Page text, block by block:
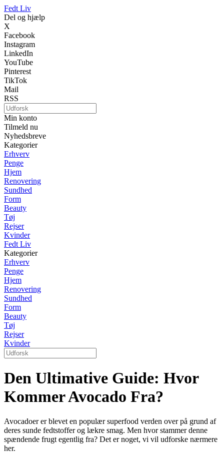
Fedt Liv
Del og hjælp
X
Facebook
Instagram
LinkedIn
YouTube
Pinterest
TikTok
Mail
RSS
Min konto
Tilmeld nu
Nyhedsbreve
Kategorier
Erhverv
Penge
Hjem
Renovering
Sundhed
Form
Beauty
Tøj
Rejser
Kvinder
Fedt Liv
Kategorier
Erhverv
Penge
Hjem
Renovering
Sundhed
Form
Beauty
Tøj
Rejser
Kvinder
Den Ultimative Guide: Hvor
Kommer Avocado Fra?
Avocadoer er blevet en populær superfood verden over på grund af
deres sunde fedtstoffer og lækre smag. Men hvor stammer denne
spændende frugt egentlig fra? Det er noget, vi vil udforske nærmere
her.